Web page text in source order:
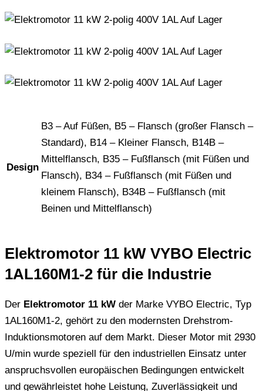
Design
B3 – Auf Füßen, B5 – Flansch (großer Flansch –
Standard), B14 – Kleiner Flansch, B14B –
Mittelflansch, B35 – Fußflansch (mit Füßen und
Flansch), B34 – Fußflansch (mit Füßen und
kleinem Flansch), B34B – Fußflansch (mit
Beinen und Mittelflansch)
Elektromotor 11 kW VYBO Electric
1AL160M1-2 für die Industrie
Der Elektromotor 11 kW der Marke VYBO Electric, Typ
1AL160M1-2, gehört zu den modernsten Drehstrom-
Induktionsmotoren auf dem Markt. Dieser Motor mit 2930
U/min wurde speziell für den industriellen Einsatz unter
anspruchsvollen europäischen Bedingungen entwickelt
und gewährleistet hohe Leistung, Zuverlässigkeit und